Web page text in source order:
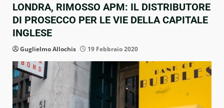
LONDRA, RIMOSSO APM: IL DISTRIBUTORE
DI PROSECCO PER LE VIE DELLA CAPITALE
INGLESE
Guglielmo Allochis 19 Febbraio 2020